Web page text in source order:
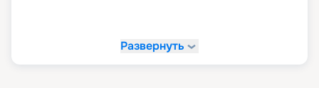
Развернуть